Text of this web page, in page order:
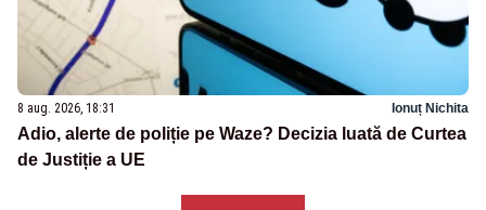
8 aug. 2026, 18:31 Ionuț Nichita
Adio, alerte de poliție pe Waze? Decizia luată de Curtea
de Justiție a UE